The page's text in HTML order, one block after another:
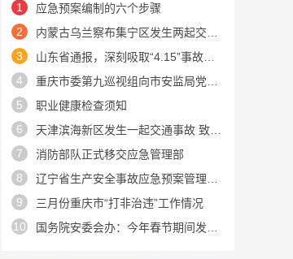
1
应急预案编制的六个步骤
2
3
4
5
职业健康检查须知
6
7
消防部队正式移交应急管理部
8
9
三月份重庆市“打非治违”工作情况
10